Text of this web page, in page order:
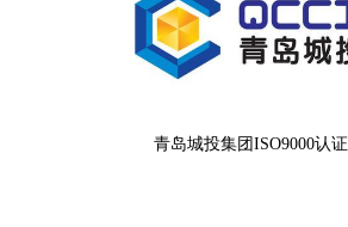
青岛城投集团ISO9000认证